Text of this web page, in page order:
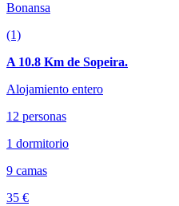
Bonansa
(1)
A 10.8 Km de Sopeira.
Alojamiento entero
12 personas
1 dormitorio
9 camas
35 €